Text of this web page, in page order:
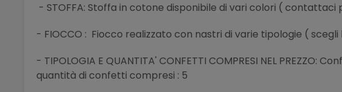
- STOFFA: Stoffa in cotone disponibile di vari colori (
- FIOCCO : Fiocco realizzato con nastri di varie tipologie (
- TIPOLOGIA E QUANTITA' CONFETTI COMPRESI NEL
quantità di confetti compresi : 5